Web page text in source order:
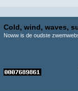
Cold, wind, waves,
Noww is de oudste